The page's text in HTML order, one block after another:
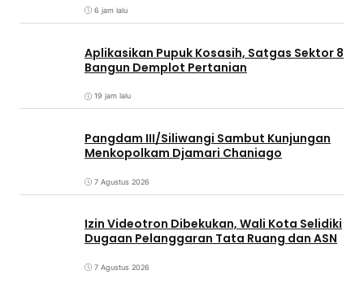
6 jam lalu
Aplikasikan Pupuk Kosasih, Satgas Sektor 8
Bangun Demplot Pertanian
19 jam lalu
Pangdam III/Siliwangi Sambut Kunjungan
Menkopolkam Djamari Chaniago
7 Agustus 2026
Izin Videotron Dibekukan, Wali Kota Selidiki
Dugaan Pelanggaran Tata Ruang dan ASN
7 Agustus 2026